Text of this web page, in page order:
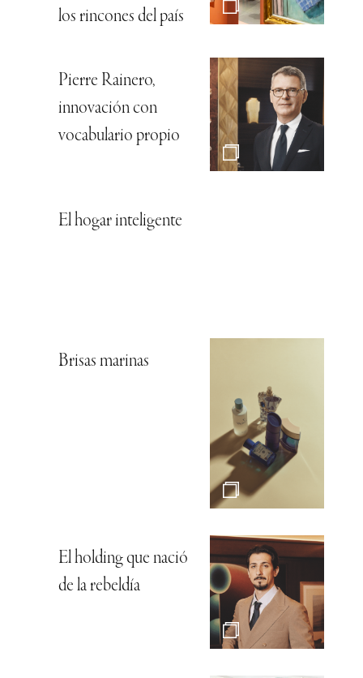
los rincones del país
Pierre Rainero,
innovación con
vocabulario propio
El hogar inteligente
Brisas marinas
El holding que nació
de la rebeldía